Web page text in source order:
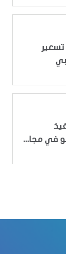
في مجا...